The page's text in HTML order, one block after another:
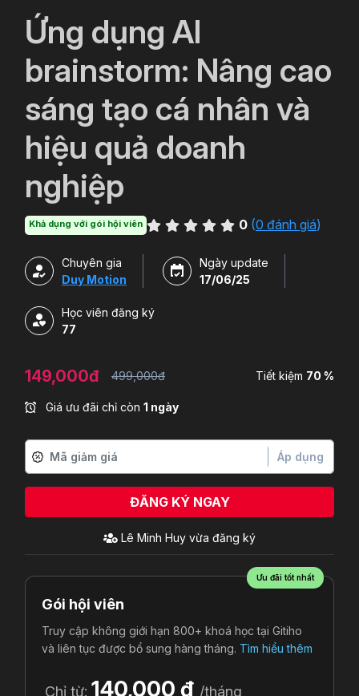
Ứng dụng AI
brainstorm: Nâng cao
sáng tạo cá nhân và
hiệu quả doanh
nghiệp
Khả dụng với gói hội viên 0 (0 đánh giá)
Chuyên gia
Duy Motion
Ngày update
17/06/25
Học viên đăng ký
77
149,000đ 499,000đ Tiết kiệm 70 %
Giá ưu đãi chỉ còn 1 ngày
Áp dụng
ĐĂNG KÝ NGAY
Lê Minh Huy vừa đăng ký
Ưu đãi tốt nhất
Gói hội viên
Truy cập không giới hạn 800+ khoá học tại Gitiho
và liên tục được bổ sung hàng tháng. Tìm hiểu thêm
Chỉ từ: 140,000 đ /tháng